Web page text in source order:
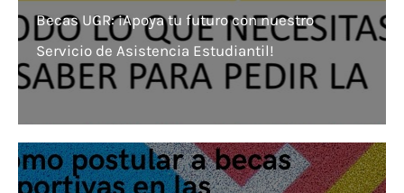
Becas UGR: ¡Apoya tu futuro con nuestro
Servicio de Asistencia Estudiantil!